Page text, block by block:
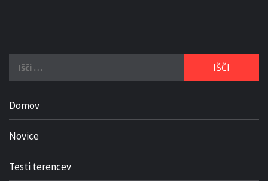
Domov
Novice
Testi terencev